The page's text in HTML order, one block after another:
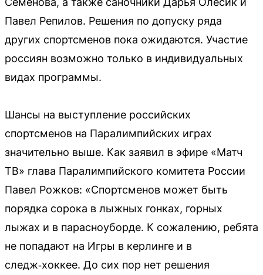
Павел Репилов. Решения по допуску ряда
других спортсменов пока ожидаются. Участие
россиян возможно только в индивидуальных
видах программы.
Шансы на выступление российских
спортсменов на Паралимпийских играх
значительно выше. Как заявил в эфире «Матч
ТВ» глава Паралимпийского комитета России
Павел Рожков: «Спортсменов может быть
порядка сорока в лыжных гонках, горных
лыжах и в парасноуборде. К сожалению, ребята
не попадают на Игры в керлинге и в
следж‑хоккее. До сих пор нет решения